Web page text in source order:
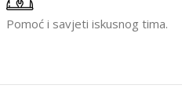
Pomoć i savjeti iskusnog tima.